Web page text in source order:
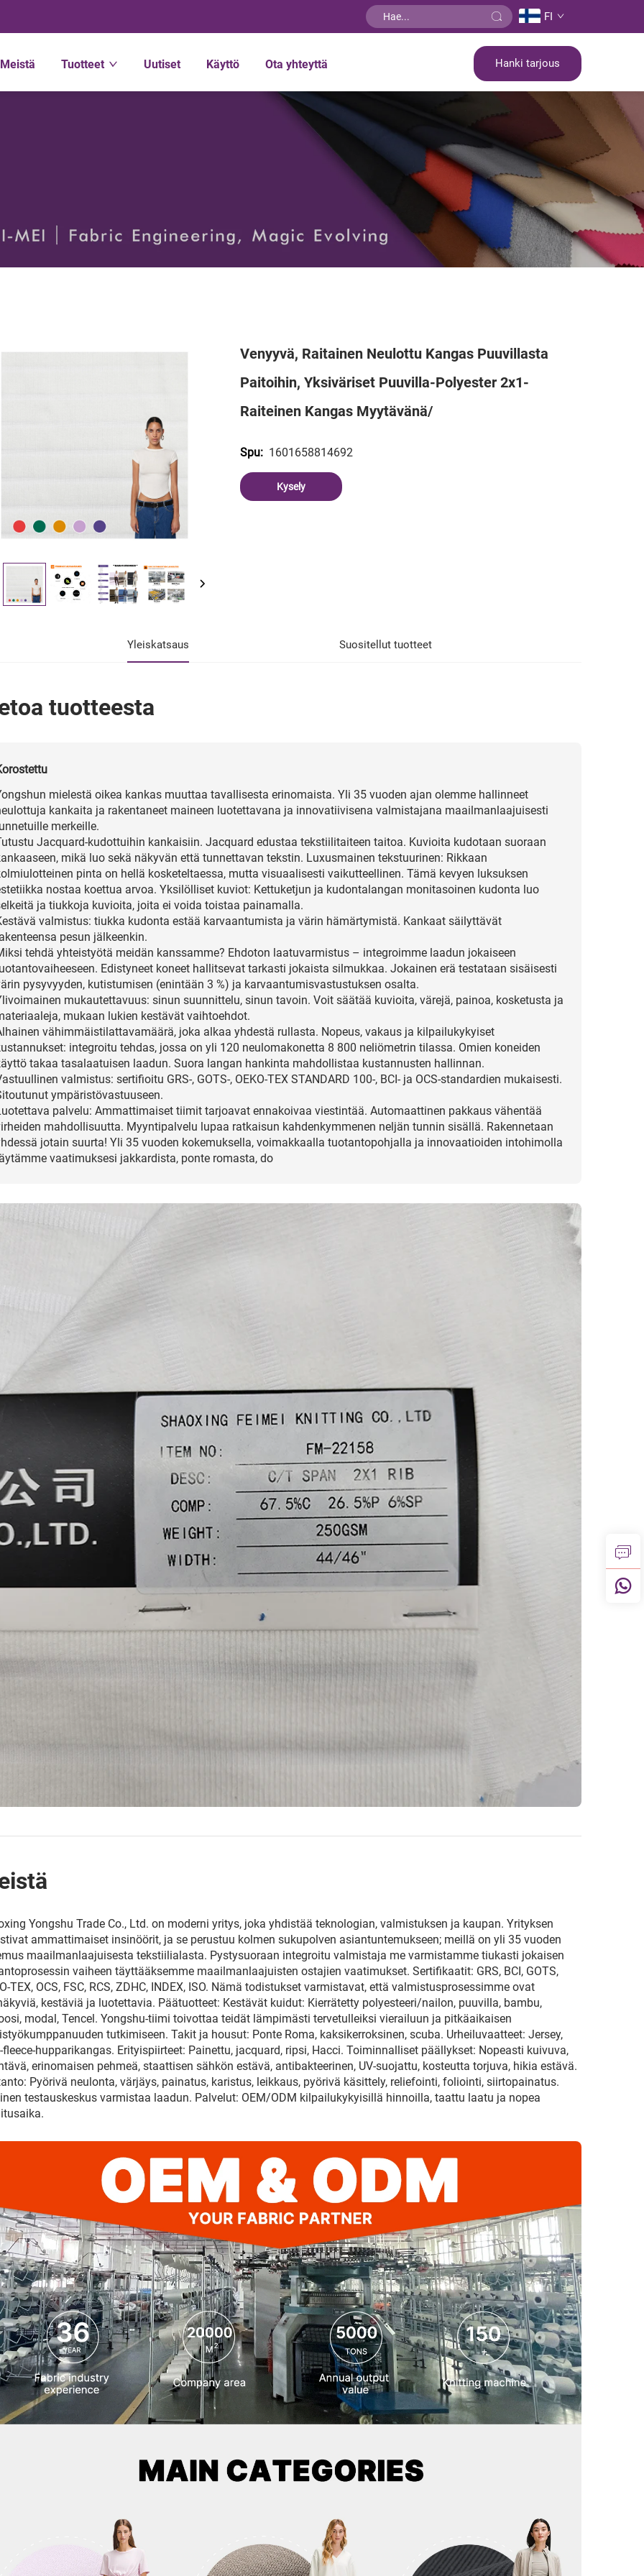
FI
Meistä Tuotteet Uutiset Käyttö Ota yhteyttä Hanki tarjous
Venyyvä, Raitainen Neulottu Kangas Puuvillasta
Paitoihin, Yksiväriset Puuvilla-Polyester 2x1-
Raiteinen Kangas Myytävänä/
Spu: 1601658814692
Kysely
Yleiskatsaus Suositellut tuotteet
tuotteesta
mielestä oikea kankas muuttaa tavallisesta erinomaista. Yli 35 vuoden ajan olemme hallinneet
kankaita ja rakentaneet maineen luotettavana ja innovatiivisena valmistajana maailmanlaajuisesti
merkeille.
Jacquard-kudottuihin kankaisiin. Jacquard edustaa tekstiilitaiteen taitoa. Kuvioita kudotaan suoraan
mikä luo sekä näkyvän että tunnettavan tekstin. Luxusmainen tekstuurinen: Rikkaan
pinta on hellä kosketeltaessa, mutta visuaalisesti vaikutteellinen. Tämä kevyen luksuksen
nostaa koettua arvoa. Yksilölliset kuviot: Kettuketjun ja kudontalangan monitasoinen kudonta luo
ja tiukkoja kuvioita, joita ei voida toistaa painamalla.
valmistus: tiukka kudonta estää karvaantumista ja värin hämärtymistä. Kankaat säilyttävät
pesun jälkeenkin.
tehdä yhteistyötä meidän kanssamme? Ehdoton laatuvarmistus – integroimme laadun jokaiseen
Edistyneet koneet hallitsevat tarkasti jokaista silmukkaa. Jokainen erä testataan sisäisesti
pysyvyyden, kutistumisen (enintään 3 %) ja karvaantumisvastustuksen osalta.
mukautettavuus: sinun suunnittelu, sinun tavoin. Voit säätää kuvioita, värejä, painoa, kosketusta ja
mukaan lukien kestävät vaihtoehdot.
vähimmäistilattavamäärä, joka alkaa yhdestä rullasta. Nopeus, vakaus ja kilpailukykyiset
integroitu tehdas, jossa on yli 120 neulomakonetta 8 800 neliömetrin tilassa. Omien koneiden
takaa tasalaatuisen laadun. Suora langan hankinta mahdollistaa kustannusten hallinnan.
valmistus: sertifioitu GRS-, GOTS-, OEKO-TEX STANDARD 100-, BCI- ja OCS-standardien mukaisesti.
ympäristövastuuseen.
palvelu: Ammattimaiset tiimit tarjoavat ennakoivaa viestintää. Automaattinen pakkaus vähentää
mahdollisuutta. Myyntipalvelu lupaa ratkaisun kahdenkymmenen neljän tunnin sisällä. Rakennetaan
jotain suurta! Yli 35 vuoden kokemuksella, voimakkaalla tuotantopohjalla ja innovaatioiden intohimolla
vaatimuksesi jakkardista, ponte romasta, do
Yongshu Trade Co., Ltd. on moderni yritys, joka yhdistää teknologian, valmistuksen ja kaupan. Yrityksen
ammattimaiset insinöörit, ja se perustuu kolmen sukupolven asiantuntemukseen; meillä on yli 35 vuoden
maailmanlaajuisesta tekstiilialasta. Pystysuoraan integroitu valmistaja me varmistamme tiukasti jokaisen
vaiheen täyttääksemme maailmanlaajuisten ostajien vaatimukset. Sertifikaatit: GRS, BCI, GOTS,
TEX, OCS, FSC, RCS, ZDHC, INDEX, ISO. Nämä todistukset varmistavat, että valmistusprosessimme ovat
kestäviä ja luotettavia. Päätuotteet: Kestävät kuidut: Kierrätetty polyesteeri/nailon, puuvilla, bambu,
modal, Tencel. Yongshu-tiimi toivottaa teidät lämpimästi tervetulleiksi vierailuun ja pitkäaikaisen
tutkimiseen. Takit ja housut: Ponte Roma, kaksikerroksinen, scuba. Urheiluvaatteet: Jersey,
fleece-hupparikangas. Erityispiirteet: Painettu, jacquard, ripsi, Hacci. Toiminnalliset päällykset: Nopeasti kuivuva,
erinomaisen pehmeä, staattisen sähkön estävä, antibakteerinen, UV-suojattu, kosteutta torjuva, hikia estävä.
Pyörivä neulonta, värjäys, painatus, karistus, leikkaus, pyörivä käsittely, reliefointi, foliointi, siirtopainatus.
testauskeskus varmistaa laadun. Palvelut: OEM/ODM kilpailukykyisillä hinnoilla, taattu laatu ja nopea